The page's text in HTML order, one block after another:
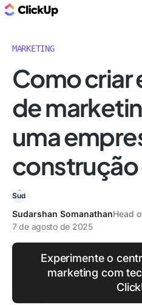
MARKETING
Como criar
de
uma
construção
Sudarshan SomanathanHead
7 de agosto de 2025
Experimente o
marketing com